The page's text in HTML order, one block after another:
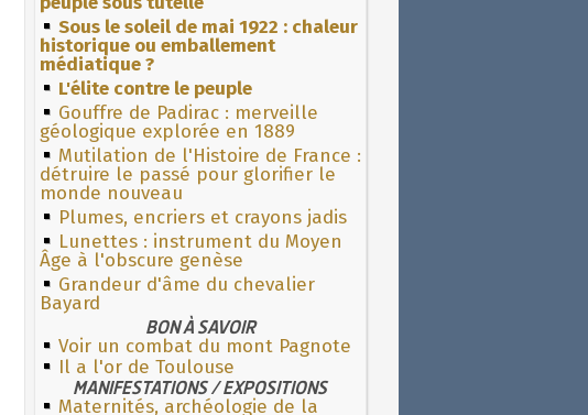
Sous le soleil de mai 1922 : chaleur
historique ou emballement
médiatique ?
L'élite contre le peuple
Gouffre de Padirac : merveille
géologique explorée en 1889
Mutilation de l'Histoire de France :
détruire le passé pour glorifier le
monde nouveau
Plumes, encriers et crayons jadis
Lunettes : instrument du Moyen
Âge à l'obscure genèse
Grandeur d'âme du chevalier
Bayard
BON À SAVOIR
Voir un combat du mont Pagnote
Il a l'or de Toulouse
MANIFESTATIONS / EXPOSITIONS
Maternités, archéologie de la